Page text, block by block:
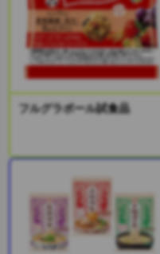
フルグラボール試食品